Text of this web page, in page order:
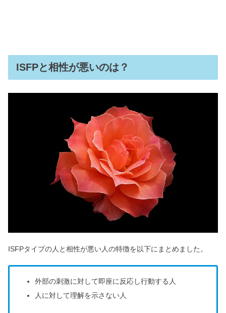
ISFPと相性が悪いのは？
ISFPタイプの人と相性が悪い人の特徴を以下にまとめました。
外部の刺激に対して即座に反応し行動する人
人に対して理解を示さない人